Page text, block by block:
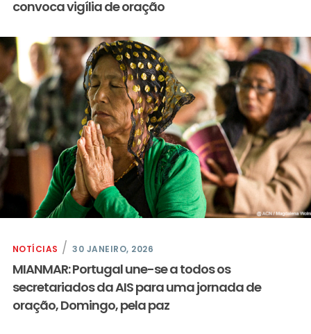
convoca vigília de oração
NOTÍCIAS 30 JANEIRO, 2026
MIANMAR: Portugal une-se a todos os
secretariados da AIS para uma jornada de
oração, Domingo, pela paz